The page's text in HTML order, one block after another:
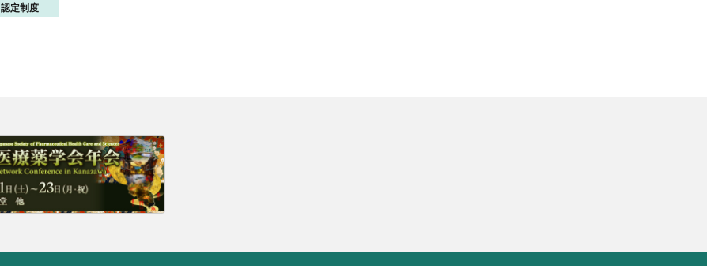
認定制度